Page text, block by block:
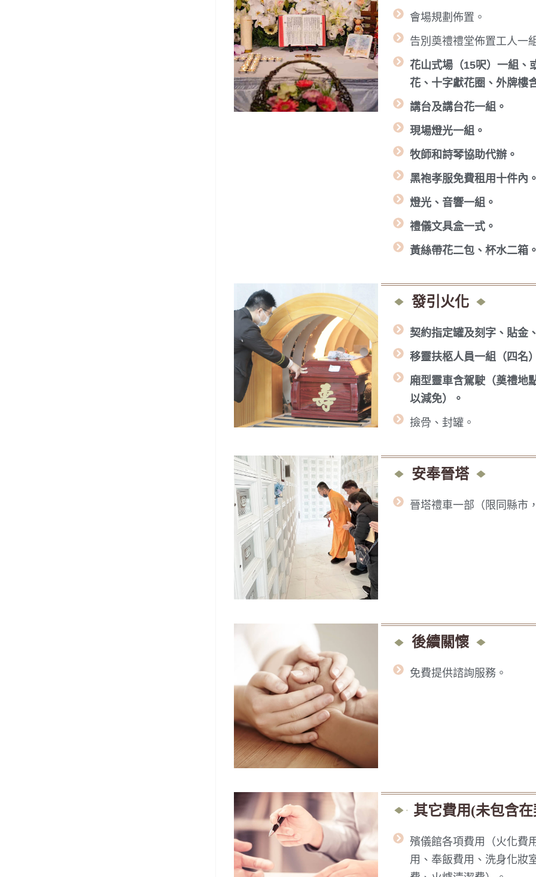
會場規劃佈置。
告別奠禮禮堂佈置工人一
花山式場（15呎）一組、
花、十字獻花圈、外牌樓
講台及講台花一組。
現場燈光一組。
牧師和詩琴協助代辦。
黑袍孝服免費租用十件內。
燈光、音響一組。
禮儀文具盒一式。
黃絲帶花二包、杯水二箱。
發引火化
契約指定罐及刻字、貼金
移靈扶柩人員一組（四名
廂型靈車含駕駛（奠禮地
以減免）。
撿骨、封罐。
安奉晉塔
晉塔禮車一部（限同縣市
後續關懷
免費提供諮詢服務。
其它費用(未包含
殯儀館各項費用（火化費
用、奉飯費用、洗身化妝